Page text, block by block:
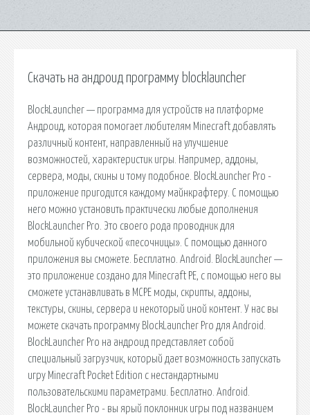
Скачать на андроид программу blocklauncher
BlockLauncher — программа для устройств на платформе
Андроид, которая помогает любителям Minecraft добавлять
различный контент, направленный на улучшение
возможностей, характеристик игры. Например, аддоны,
сервера, моды, скины и тому подобное. BlockLauncher Pro -
приложение пригодится каждому майнкрафтеру. С помощью
него можно установить практически любые дополнения
BlockLauncher Pro. Это своего рода проводник для
мобильной кубической «песочницы». С помощью данного
приложения вы сможете. Бесплатно. Android. BlockLauncher —
это приложение создано для Minecraft PE, с помощью него вы
сможете устанавливать в MCPE моды, скрипты, аддоны,
текстуры, скины, сервера и некоторый иной контент. У нас вы
можете скачать программу BlockLauncher Pro для Android.
BlockLauncher Pro на андроид представляет собой
специальный загрузчик, который дает возможность запускать
игру Minecraft Pocket Edition с нестандартными
пользовательскими параметрами. Бесплатно. Android.
BlockLauncher Pro - вы ярый поклонник игры под названием